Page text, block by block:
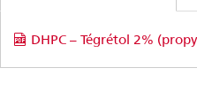
DHPC – Tégrétol 2%